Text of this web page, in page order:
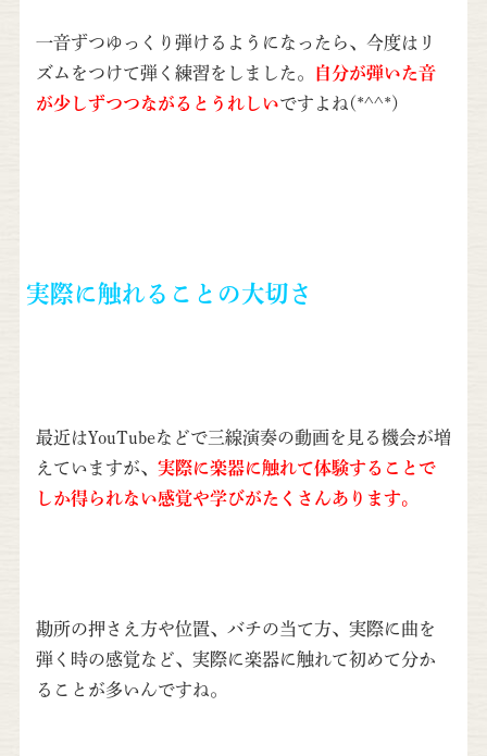
一音ずつゆっくり弾けるようになったら、今度はリ
ズムをつけて弾く練習をしました。
自分が弾いた音
が少しずつつながるとうれしいですよね(*^^*)
実際に触れることの大切さ
最近はYouTubeなどで三線演奏の動画を見る機会が増
えていますが、 実際に楽器に触れて体験することで
しか得られない感覚や学びがたくさんあります。
勘所の押さえ方や位置、バチの当て方、実際に曲を
弾く時の感覚など、実際に楽器に触れて初めて分か
ることが多いんですね。